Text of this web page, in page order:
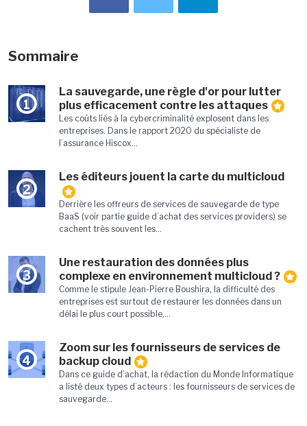
Sommaire
1
La sauvegarde, une règle d'or pour lutter
plus efficacement contre les attaques
Les coûts liés à la cybercriminalité explosent dans les
entreprises. Dans le rapport 2020 du spécialiste de
l’assurance Hiscox...
2
Les éditeurs jouent la carte du multicloud
Derrière les offreurs de services de sauvegarde de type
BaaS (voir partie guide d’achat des services providers) se
cachent très souvent les...
3
Une restauration des données plus
complexe en environnement multicloud ?
Comme le stipule Jean-Pierre Boushira, la difficulté des
entreprises est surtout de restaurer les données dans un
délai le plus court possible,...
4
Zoom sur les fournisseurs de services de
backup cloud
Dans ce guide d’achat, la rédaction du Monde Informatique
a listé deux types d’acteurs : les fournisseurs de services de
sauvegarde...